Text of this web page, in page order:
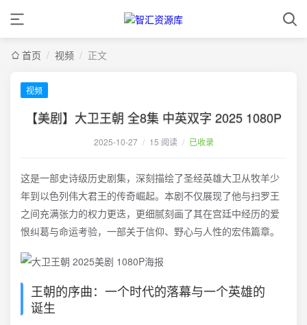
首页 / 视频 / 正文
视频
【美剧】大卫王朝 全8集 中英双字 2025 1080P
2025-10-27 / 15 阅读 / 已收录
这是一部史诗级历史剧集，深刻描绘了圣经英雄大卫从牧羊少
年到以色列伟大君王的传奇崛起。本剧不仅展现了他与扫罗王
之间充满张力的权力更迭，更细腻刻画了其在宫廷中经历的爱
恨纠葛与命运考验，一部关于信仰、野心与人性的宏伟篇章。
王朝的序曲：一个时代的落幕与一个英雄的
诞生